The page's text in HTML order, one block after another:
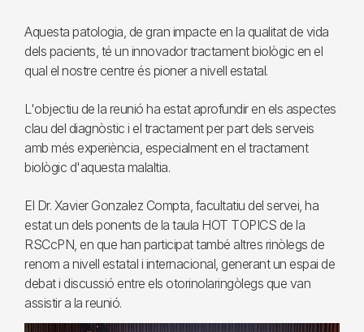
Aquesta patologia, de gran impacte en la qualitat de vida
dels pacients, té un innovador tractament biològic en el
qual el nostre centre és pioner a nivell estatal.
L'objectiu de la reunió ha estat aprofundir en els aspectes
clau del diagnòstic i el tractament per part dels serveis
amb més experiència, especialment en el tractament
biològic d'aquesta malaltia.
El Dr. Xavier Gonzalez Compta, facultatiu del servei, ha
estat un dels ponents de la taula HOT TOPICS de la
RSCcPN, en que han participat també altres rinòlegs de
renom a nivell estatal i internacional, generant un espai de
debat i discussió entre els otorinolaringòlegs que van
assistir a la reunió.